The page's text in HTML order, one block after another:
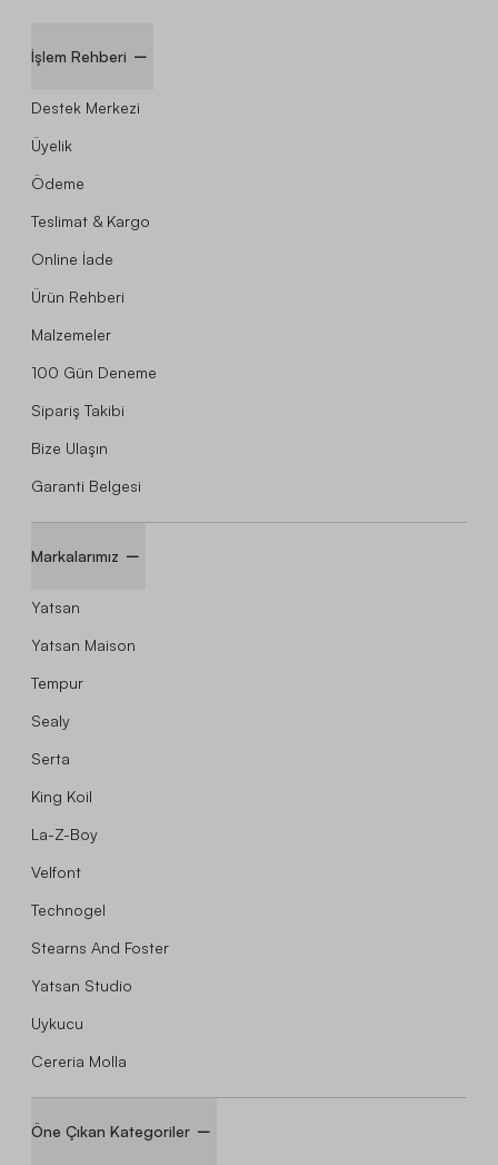
İşlem Rehberi
Destek Merkezi
Üyelik
Ödeme
Teslimat & Kargo
Online İade
Ürün Rehberi
Malzemeler
100 Gün Deneme
Sipariş Takibi
Bize Ulaşın
Garanti Belgesi
Markalarımız
Yatsan
Yatsan Maison
Tempur
Sealy
Serta
King Koil
La-Z-Boy
Velfont
Technogel
Stearns And Foster
Yatsan Studio
Uykucu
Cereria Molla
Öne Çıkan Kategoriler